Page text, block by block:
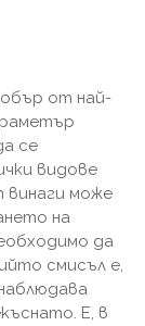
от най-
се
видове
винаги може
на
да
смисъл е,
Е, в